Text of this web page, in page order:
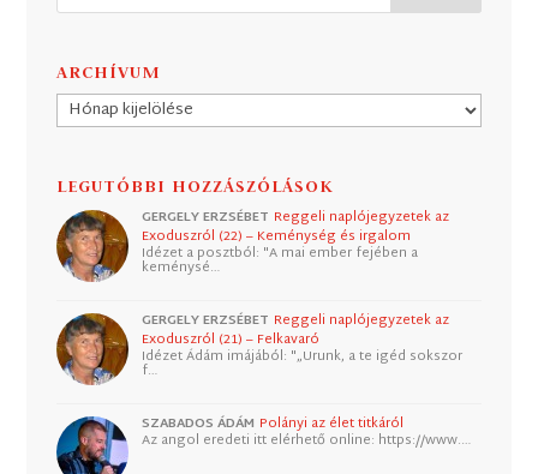
ARCHÍVUM
Archívum
LEGUTÓBBI HOZZÁSZÓLÁSOK
GERGELY ERZSÉBET Reggeli naplójegyzetek az
Exoduszról (22) – Keménység és irgalom
Idézet a posztból: "A mai ember fejében a
keménysé…
GERGELY ERZSÉBET Reggeli naplójegyzetek az
Exoduszról (21) – Felkavaró
Idézet Ádám imájából: "„Urunk, a te igéd sokszor
f…
SZABADOS ÁDÁM Polányi az élet titkáról
Az angol eredeti itt elérhető online: https://www.…